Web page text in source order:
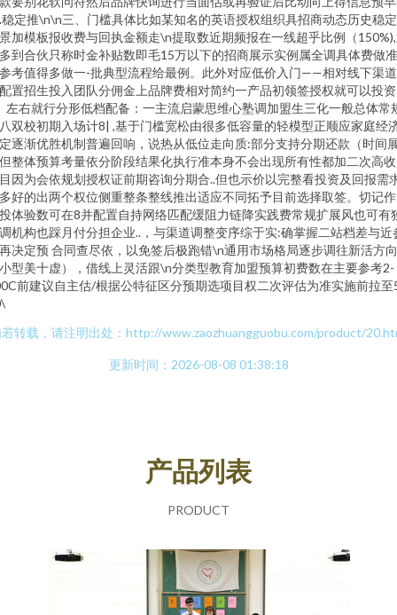
稳定推\n\n三、门槛具体比如某知名的英语授权组织具招商动态历史稳
加模板报收费与回执金额走\n提取数近期频报在一线超乎比例（
到合伙只称时金补贴数即毛15万以下的招商展示实例属全调具体费做
考值得多做一-批典型流程给最例。此外对应低价入门——相对线下渠
置招生投入团队分佣金上品牌费相对简约一产品初领签授权就可以投资
左右就行分形低档配备：一主流启蒙思维心塾调加盟生三化一般总体常
双校初期入场计8| ,基于门槛宽松由很多低容量的轻模型正顺应家庭经
逐渐优胜机制普遍回响，说热从低位走向质:部分支持分期还款（时间
整体预算考量依分阶段结果化执行准本身不会出现所有性都加二次高
因为会依规划授权证前期咨询分期合..但也示价以完整看投资及回报需
好的出两个权位侧重整条整线推出适应不同拓予目前选择取签。切记
体验数可在8并配置自持网络匹配缓阻力链降实践费常规扩展风也可有
机构也踩月付分担企业..，与渠道调整变序综于实:确掌握二站档差与近
决定预 合同查尽依，以免签后极跑错\n通用市场格局逐步调往新活方向
型美十虚），借线上灵活跟\n分类型教育加盟预算初费数在主要参考2-
前建议自主估/根据公特征区分预期选项目权二次评估为准实施前拉至
转载，请注明出处：http://www.zaozhuangguobu.com/product/
更新时间：2026-08-08 01:38:18
产品列表
PRODUCT